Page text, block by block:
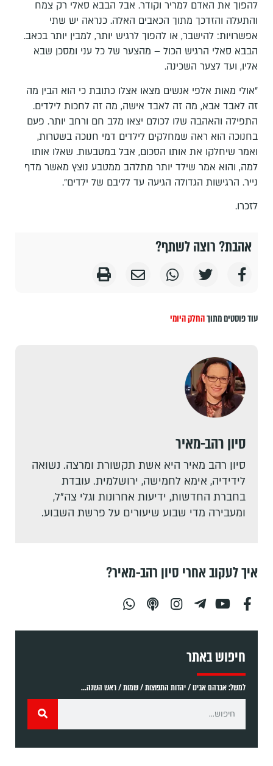
להפוך את האדם למריר וקודר. אבל הבבא סאלי רק צמח
והתעלה והזדכך מתוך הכאבים האלה. כנראה יש שתי
אפשרויות: להישבר, או להפוך לרגיש יותר, למבין יותר בכאב.
הבבא סאלי הרגיש הכול – מהצער של כל עני ומסכן שבא
אליו, ועד לצער השכינה.
"אולי מאות אלפי אנשים מצאו אצלו כתובת כי הוא הבין מה
זה לאבד אבא, מה זה לאבד אישה, מה זה לחכות לילדים.
התפילה והאהבה שלו לכולם יצאו מלב חם ורחב יותר. פעם
בחנוכה הוא ראה שמחלקים לילדים דמי חנוכה בשטרות,
ואמר שיחלקו את אותו הסכום, אבל במטבעות. שאלו אותו
למה, והוא אמר שילד יותר מתלהב ממטבע נוצץ מאשר מדף
נייר. הרגישות הגדולה הגיעה עד לליבם של ילדים".
לזכרו.
אהבת? רוצה לשתף?
עוד פוסטים מתוךהחלק היומי
סיון רהב-מאיר
סיון רהב מאיר היא אשת תקשורת ומרצה. נשואה
לידידיה, אימא לחמישה, ירושלמית. עובדת
בחברת החדשות, ידיעות אחרונות וגלי צה"ל,
ומעבירה מדי שבוע שיעורים על פרשת השבוע.
איך לעקוב אחרי סיון רהב-מאיר?
חיפוש באתר
למשל: אברהם אבינו / יהדות התפוצות / שמות / ראש השנה...